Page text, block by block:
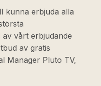
kunna erbjuda alla
vårt erbjudande
av gratis
Manager Pluto TV,